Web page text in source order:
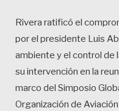
Rivera ratificó el
por el presidente Luis
ambiente y el control de
su intervención en la
marco del Simposio
Organización de